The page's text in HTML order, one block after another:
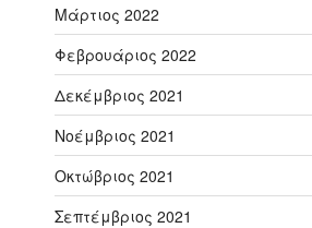
Μάρτιος 2022
Φεβρουάριος 2022
Δεκέμβριος 2021
Νοέμβριος 2021
Οκτώβριος 2021
Σεπτέμβριος 2021